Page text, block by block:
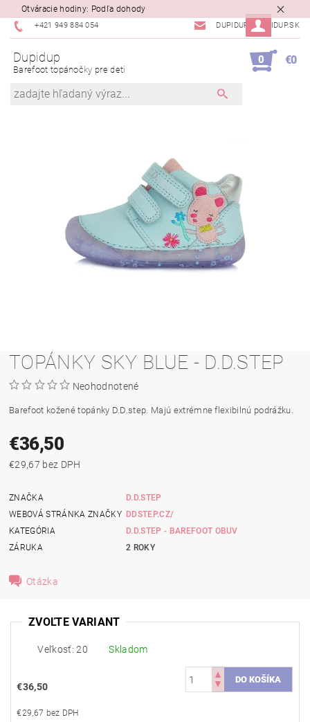
Otváracie hodiny: Podľa dohody
+421 949 884 054 DUPIDUP@DUPIDUP.SK
Dupidup
Barefoot topánočky pre deti
0 €0
TOPÁNKY SKY BLUE - D.D.STEP
Neohodnotené
Barefoot kožené topánky D.D.step. Majú extrémne flexibilnú podrážku.
€36,50
€29,67 bez DPH
ZNAČKA
D.D.STEP
WEBOVÁ STRÁNKA ZNAČKY DDSTEP.CZ/
KATEGÓRIA
D.D.STEP - BAREFOOT OBUV
ZÁRUKA
2 ROKY
Otázka
ZVOĽTE VARIANT
Veľkosť: 20 Skladom
€36,50
€29,67 bez DPH